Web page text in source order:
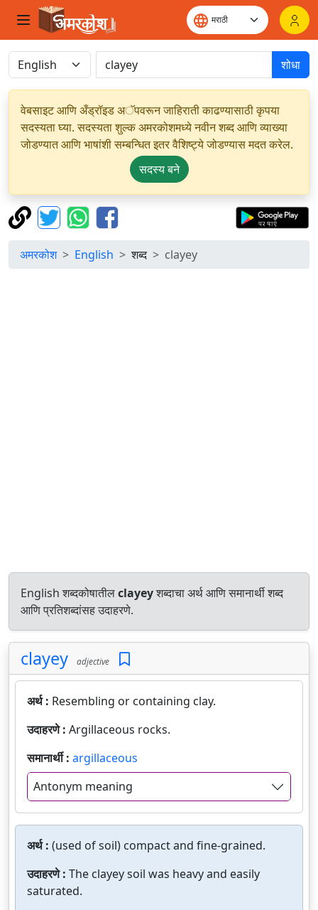
शोधा
वेबसाइट आणि अँड्रॉइड अॅपवरून जाहिराती काढण्यासाठी कृपया
सदस्यता घ्या. सदस्यता शुल्क अमरकोशमध्ये नवीन शब्द आणि व्याख्या
जोडण्यात आणि भाषांशी सम्बन्धित इतर वैशिष्ट्ये जोडण्यास मदत करेल.
सदस्य बने
अमरकोश English शब्द clayey
English शब्दकोषातीलclayeyशब्दाचा अर्थ आणि समानार्थी शब्द
आणि प्रतिशब्दांसह उदाहरणे.
clayey adjective
अर्थ : Resembling or containing clay.
उदाहरणे : Argillaceous rocks.
समानार्थी : argillaceous
Antonym meaning
अर्थ : (used of soil) compact and fine-grained.
उदाहरणे : The clayey soil was heavy and easily
saturated.